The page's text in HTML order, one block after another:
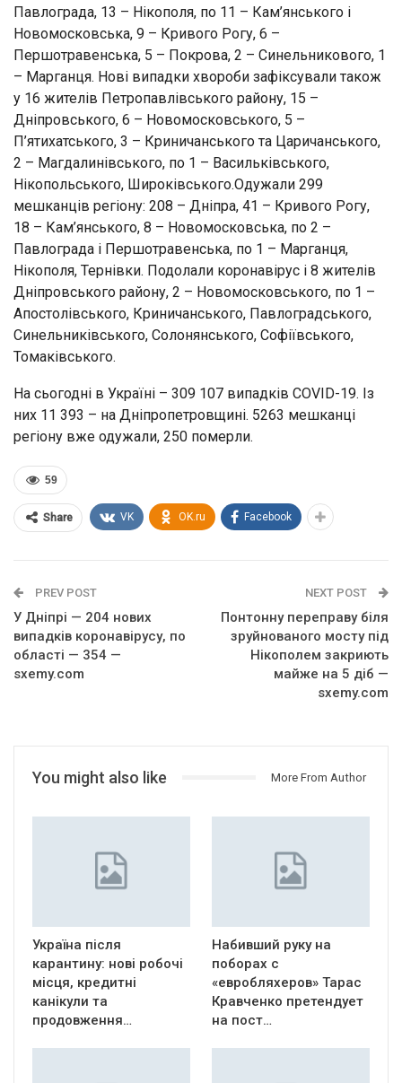
Павлограда, 13 – Нікополя, по 11 – Кам’янського і
Новомосковська, 9 – Кривого Рогу, 6 –
Першотравенська, 5 – Покрова, 2 – Синельникового, 1
– Марганця. Нові випадки хвороби зафіксували також
у 16 жителів Петропавлівського району, 15 –
Дніпровського, 6 – Новомосковського, 5 –
П’ятихатського, 3 – Криничанського та Царичанського,
2 – Магдалинівського, по 1 – Васильківського,
Нікопольського, Широківського.Одужали 299
мешканців регіону: 208 – Дніпра, 41 – Кривого Рогу,
18 – Кам’янського, 8 – Новомосковська, по 2 –
Павлограда і Першотравенська, по 1 – Марганця,
Нікополя, Тернівки. Подолали коронавірус і 8 жителів
Дніпровського району, 2 – Новомосковського, по 1 –
Апостолівського, Криничанського, Павлоградського,
Синельниківського, Солонянського, Софіївського,
Томаківського.
На сьогодні в Україні – 309 107 випадків COVID-19. Із
них 11 393 – на Дніпропетровщині. 5263 мешканці
регіону вже одужали, 250 померли.
59
Share VK OK.ru Facebook
PREV POST
У Дніпрі — 204 нових
випадків коронавірусу, по
області — 354 —
sxemy.com
NEXT POST
Понтонну переправу біля
зруйнованого мосту під
Нікополем закриють
майже на 5 діб —
sxemy.com
You might also like More From Author
Україна після
карантину: нові робочі
місця, кредитні
канікули та
продовження…
Набивший руку на
поборах с
«евробляхеров» Тарас
Кравченко претендует
на пост…